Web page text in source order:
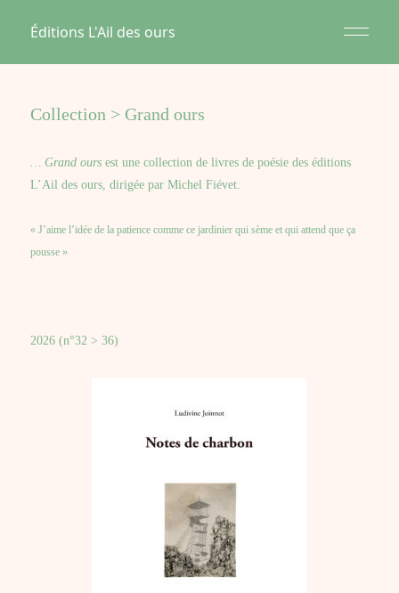
Éditions L'Ail des ours
Collection > Grand ours
… Grand oursest une collection de livres de poésie des éditions
L’Ail des ours, dirigée par Michel Fiévet.
« J’aime l’idée de la patience comme ce jardinier qui sème et qui attend que ça
pousse »
2026 (n°32 > 36)